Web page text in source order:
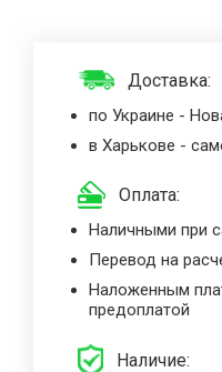
Доставка:
по Украине -
в Харькове -
Оплата:
Наличными при
Перевод на
Наложенным
предоплатой
Наличие: